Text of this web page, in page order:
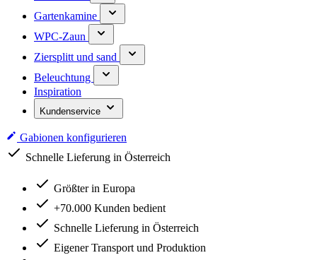
Gartenkamine
WPC-Zaun
Ziersplitt und sand
Beleuchtung
Inspiration
Kundenservice
Gabionen konfigurieren
Schnelle Lieferung in Österreich
Größter in Europa
+70.000 Kunden bedient
Schnelle Lieferung in Österreich
Eigener Transport und Produktion